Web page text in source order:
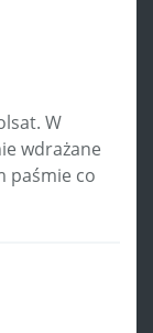
W
wdrażane
paśmie co